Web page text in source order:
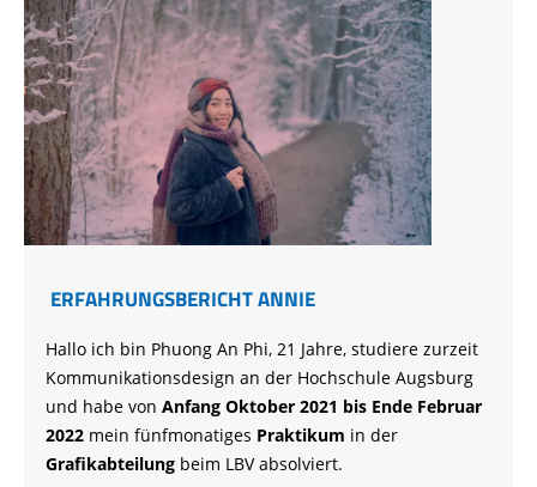
ERFAHRUNGSBERICHT ANNIE
Hallo ich bin Phuong An Phi, 21 Jahre, studiere zurzeit
Kommunikationsdesign an der Hochschule Augsburg
und habe von Anfang Oktober 2021 bis Ende Februar
2022 mein fünfmonatiges Praktikum in der
Grafikabteilung beim LBV absolviert.